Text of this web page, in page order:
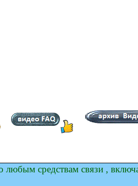
любым средствам связи ,